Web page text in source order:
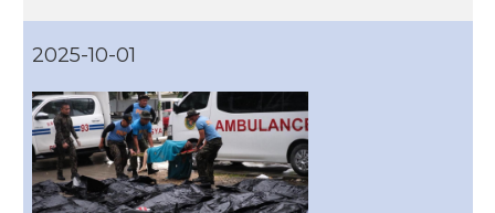
2025-10-01